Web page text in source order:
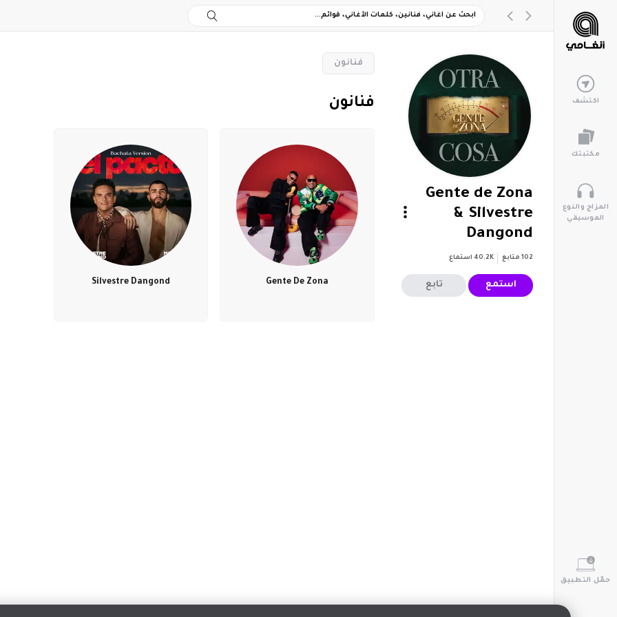
اكتشف
مكتبتك
المزاج والنوع
الموسيقي
حمّل التطبيق
Gente de Zona
& Silvestre
Dangond
102 متابع 40.2K استماع
استمع تابع
‏فنانون
‏فنانون
Gente De Zona
Silvestre Dangond